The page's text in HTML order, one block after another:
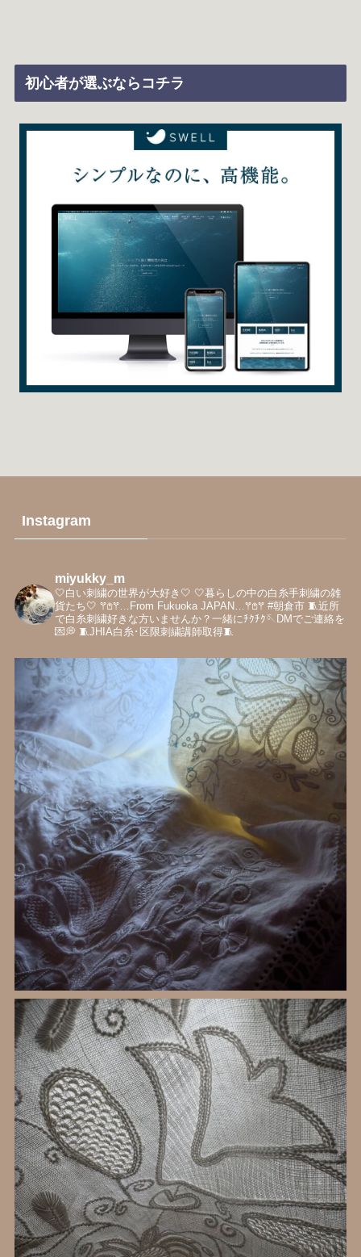
初心者が選ぶならコチラ
Instagram
miyukky_m
🤍白い刺繍の世界が大好き‎🤍 ‎🤍暮らしの中の白糸手刺繍の雑
貨たち‎🤍 𖦥𖤘𖦥…From Fukuoka JAPAN…𖦥𖤘𖦥#朝倉市🧵近所
で白糸刺繍好きな方いませんか？一緒にﾁｸﾁｸ🪡DMでご連絡を
💌💭 🧵JHIA白糸･区限刺繍講師取得🧵